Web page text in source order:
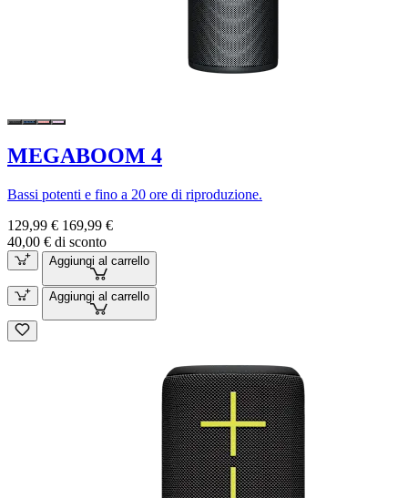
MEGABOOM 4
Bassi potenti e fino a 20 ore di riproduzione.
129,99 € 169,99 €
40,00 € di sconto
Aggiungi al carrello
Aggiungi al carrello